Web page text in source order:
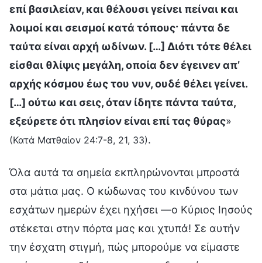
επί βασιλείαν, και θέλουσι γείνει πείναι και
λοιμοί και σεισμοί κατά τόπους· πάντα δε
ταύτα είναι αρχή ωδίνων. […] Διότι τότε θέλει
είσθαι θλίψις μεγάλη, οποία δεν έγεινεν απ’
αρχής κόσμου έως του νυν, ουδέ θέλει γείνει.
[…] ούτω και σεις, όταν ίδητε πάντα ταύτα,
εξεύρετε ότι πλησίον είναι επί τας θύρας»
(Κατά Ματθαίον 24:7-8, 21, 33).
Όλα αυτά τα σημεία εκπληρώνονται μπροστά
στα μάτια μας. Ο κώδωνας του κινδύνου των
εσχάτων ημερών έχει ηχήσει —ο Κύριος Ιησούς
στέκεται στην πόρτα μας και χτυπά! Σε αυτήν
την έσχατη στιγμή, πώς μπορούμε να είμαστε